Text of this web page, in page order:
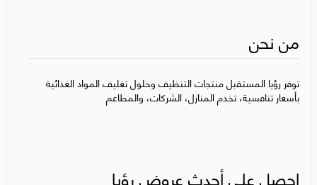
من نحن
توفر رؤيا المستقبل منتجات التنظيف وحلول تغليف المواد الغذائية
بأسعار تنافسية، تخدم المنازل، الشركات، والمطاعم
احصل على أحدث عروض رؤيا